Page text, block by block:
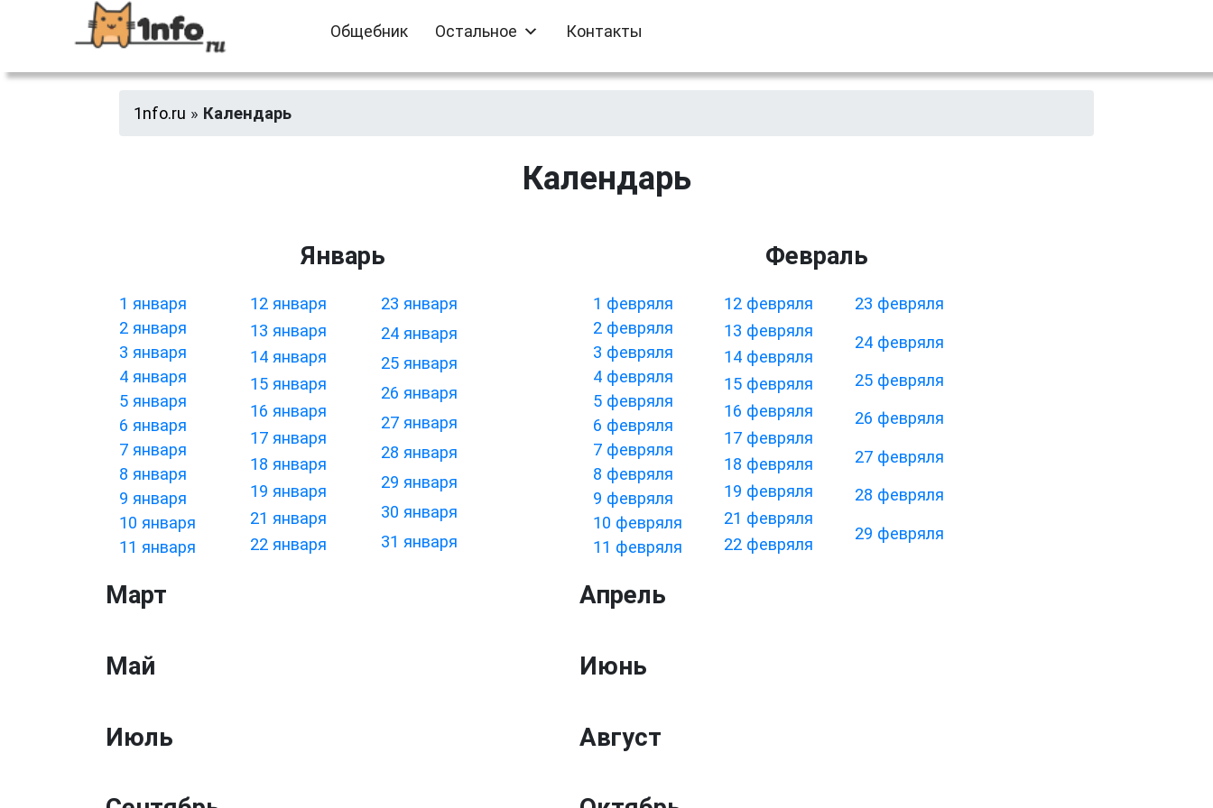
Общебник Остальное Контакты
1nfo.ru » Календарь
Календарь
Январь
1 января
2 января
3 января
4 января
5 января
6 января
7 января
8 января
9 января
10 января
11 января
12 января
13 января
14 января
15 января
16 января
17 января
18 января
19 января
21 января
22 января
23 января
24 января
25 января
26 января
27 января
28 января
29 января
30 января
31 января
Февраль
1 февряля
2 февряля
3 февряля
4 февряля
5 февряля
6 февряля
7 февряля
8 февряля
9 февряля
10 февряля
11 февряля
12 февряля
13 февряля
14 февряля
15 февряля
16 февряля
17 февряля
18 февряля
19 февряля
21 февряля
22 февряля
23 февряля
24 февряля
25 февряля
26 февряля
27 февряля
28 февряля
29 февряля
Март Апрель
Май Июнь
Июль Август